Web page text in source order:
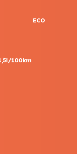
ECO
100km